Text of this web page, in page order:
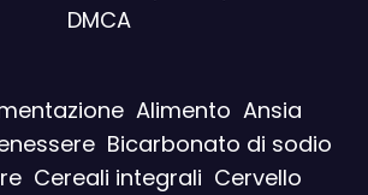
DMCA
Alimento Ansia
Bicarbonato di sodio
Cereali integrali Cervello